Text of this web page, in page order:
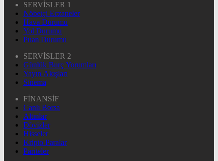
SERVİSLER 1
Nöbetçi Eczaneler
Hava Durumu
Yol Durumu
Puan Durumu
SERVİSLER 2
Günlük Burç Yorumları
Yayın Akışları
Sinema
FİNANSİF
Canlı Borsa
Altınlar
Dövizler
Hisseler
Kripto Paralar
Pariteler